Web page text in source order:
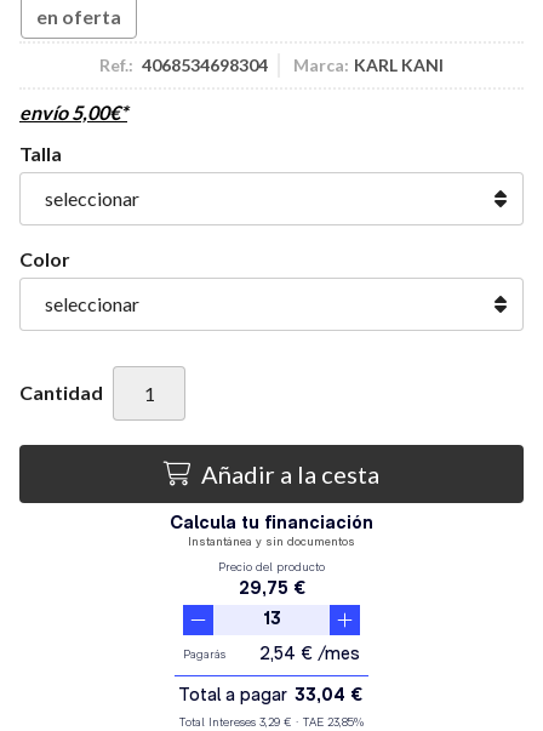
en oferta
Ref.: 4068534698304 Marca: KARL KANI
envío 5,00€*
Talla
Color
Cantidad
Añadir a la cesta